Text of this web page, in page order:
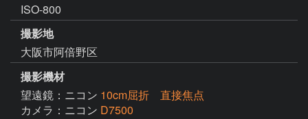
ISO-800
撮影地
大阪市阿倍野区
撮影機材
望遠鏡：ニコン 10cm屈折 直接焦点
カメラ：ニコン D7500